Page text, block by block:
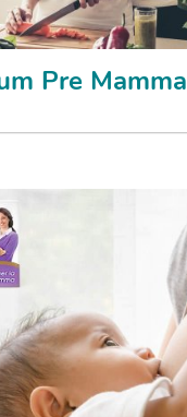
Pre Mamma